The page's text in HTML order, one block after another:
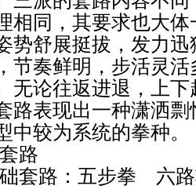
相同，其要求也大
势舒展挺拔，发力
节奏鲜明，步活灵
无论往返进退，上
路表现出一种潇洒剽
中较为系统的拳种。
路
套路：五步拳 六